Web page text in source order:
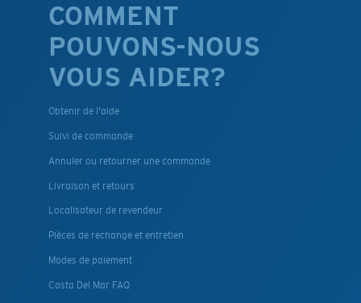
COMMENT
POUVONS-NOUS
VOUS AIDER?
Obtenir de l'aide
Suivi de commande
Annuler ou retourner une commande
Livraison et retours
Localisateur de revendeur
Pièces de rechange et entretien
Modes de paiement
Costa Del Mar FAQ